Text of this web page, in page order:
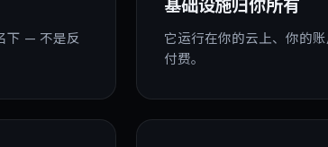
下 — 不是反
基础设施归你所有
它运行在你的云上、你的
付费。